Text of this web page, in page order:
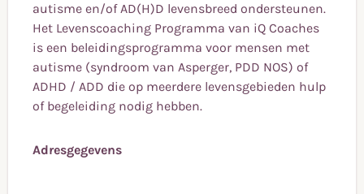
autisme en/of AD(H)D levensbreed ondersteunen.
Het Levenscoaching Programma van iQ Coaches
is een beleidingsprogramma voor mensen met
autisme (syndroom van Asperger, PDD NOS) of
ADHD / ADD die op meerdere levensgebieden hulp
of begeleiding nodig hebben.
Adresgegevens